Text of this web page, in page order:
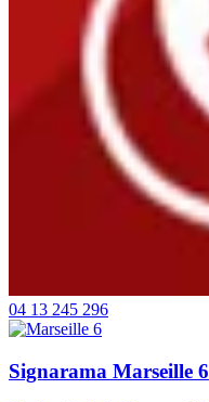
04 13 245 296
Signarama Marseille 6